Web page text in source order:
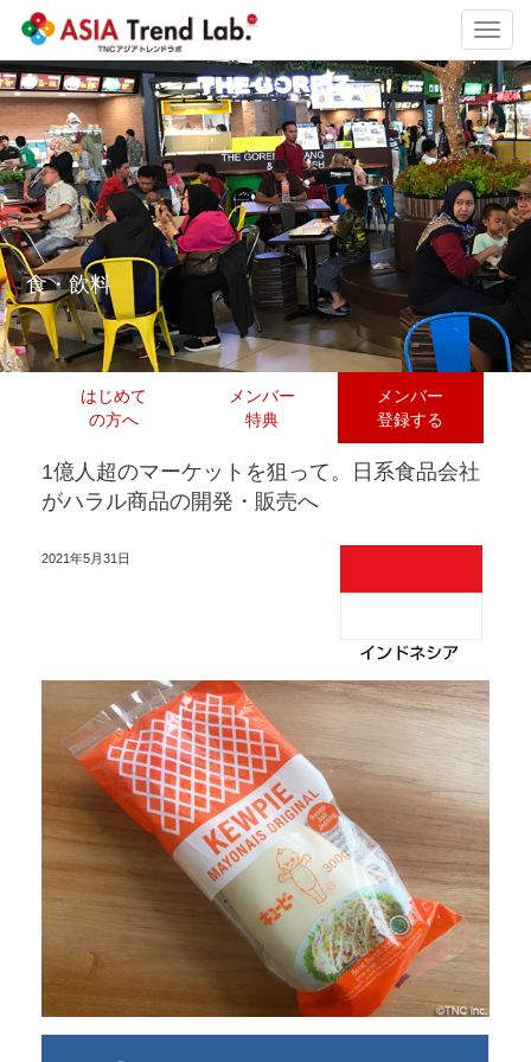
食・飲料
はじめて
の方へ
メンバー
特典
メンバー
登録する
1億人超のマーケットを狙って。日系食品会社
がハラル商品の開発・販売へ
2021年5月31日